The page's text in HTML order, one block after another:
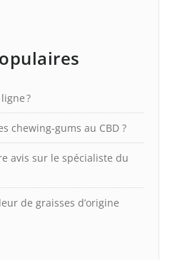
?
chewing-gums au CBD ?
avis sur le spécialiste du
de graisses d’origine